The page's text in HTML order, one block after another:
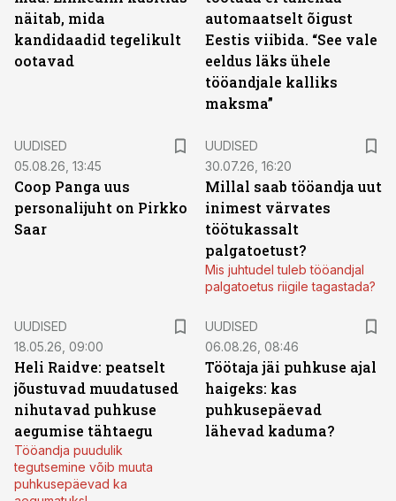
näitab, mida
kandidaadid tegelikult
ootavad
automaatselt õigust
Eestis viibida. “See vale
eeldus läks ühele
tööandjale kalliks
maksma”
UUDISED
05.08.26, 13:45
Coop Panga uus
personalijuht on Pirkko
Saar
UUDISED
30.07.26, 16:20
Millal saab tööandja uut
inimest värvates
töötukassalt
palgatoetust?
Mis juhtudel tuleb tööandjal
palgatoetus riigile tagastada?
UUDISED
18.05.26, 09:00
Heli Raidve: peatselt
jõustuvad muudatused
nihutavad puhkuse
aegumise tähtaegu
Tööandja puudulik
tegutsemine võib muuta
puhkusepäevad ka
UUDISED
06.08.26, 08:46
Töötaja jäi puhkuse ajal
haigeks: kas
puhkusepäevad
lähevad kaduma?